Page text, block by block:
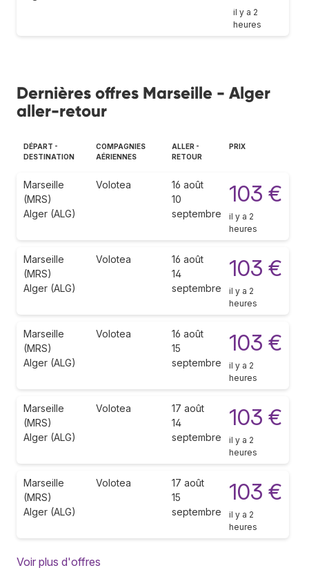
il y a 2
heures
Dernières offres Marseille - Alger
aller-retour
DÉPART -
DESTINATION
COMPAGNIES
AÉRIENNES
ALLER -
RETOUR
PRIX
Marseille
(MRS)
Alger (ALG)
Volotea
16 août
10
septembre
103 €
il y a 2
heures
Marseille
(MRS)
Alger (ALG)
Volotea
16 août
14
septembre
103 €
il y a 2
heures
Marseille
(MRS)
Alger (ALG)
Volotea
16 août
15
septembre
103 €
il y a 2
heures
Marseille
(MRS)
Alger (ALG)
Volotea
17 août
14
septembre
103 €
il y a 2
heures
Marseille
(MRS)
Alger (ALG)
Volotea
17 août
15
septembre
103 €
il y a 2
heures
Voir plus d'offres